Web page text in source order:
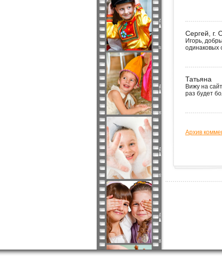
Сергей, г.
Игорь,
одинаковых
Татьяна
Вижу на
раз будет
Архив